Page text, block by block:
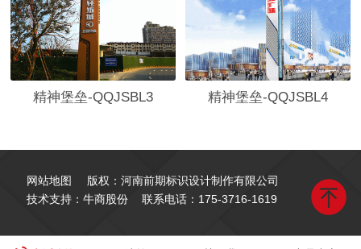
精神堡垒-QQJSBL3 精神堡垒-QQJSBL4
网站地图
版权：河南前期标识设计制作有限公司
技术支持：牛商股份
联系电话： 175-3716-1619